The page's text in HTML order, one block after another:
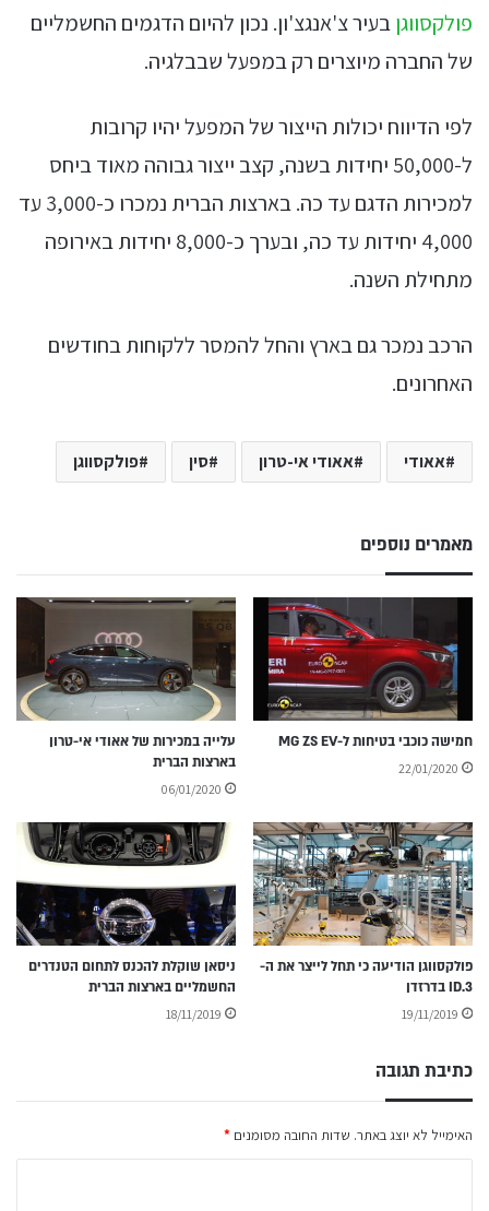
פולקסווגןבעיר צ'אנגצ'ון. נכון להיום הדגמים החשמליים
של החברה מיוצרים רק במפעל שבבלגיה.
לפי הדיווח יכולות הייצור של המפעל יהיו קרובות
ל-50,000 יחידות בשנה, קצב ייצור גבוהה מאוד ביחס
למכירות הדגם עד כה. בארצות הברית נמכרו כ-3,000 עד
4,000 יחידות עד כה, ובערך כ-8,000 יחידות באירופה
מתחילת השנה.
הרכב נמכר גם בארץ והחל להמסר ללקוחות בחודשים
האחרונים.
אאודי אאודי אי-טרון סין פולקסווגן
מאמרים נוספים
חמישה כוכבי בטיחות ל-MG ZS EV
22/01/2020
עלייה במכירות של אאודי אי-טרון
בארצות הברית
06/01/2020
פולקסווגן הודיעה כי תחל לייצר את ה-
ID.3 בדרזדן
19/11/2019
ניסאן שוקלת להכנס לתחום הטנדרים
החשמליים בארצות הברית
18/11/2019
כתיבת תגובה
האימייל לא יוצג באתר. שדות החובה מסומנים *